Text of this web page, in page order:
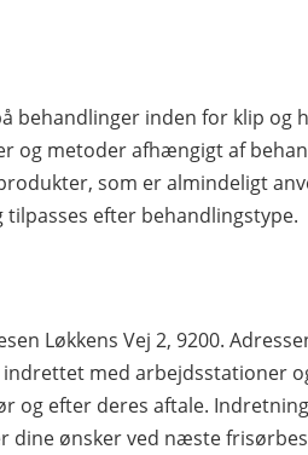
inden for klip og
og metoder afhængigt af
som er almindeligt
tilpasses efter behandlingstype.
Løkkens Vej 2, 9200.
med arbejdsstationer
og efter deres aftale.
ønsker ved næste